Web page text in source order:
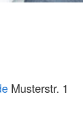
Musterstr. 1